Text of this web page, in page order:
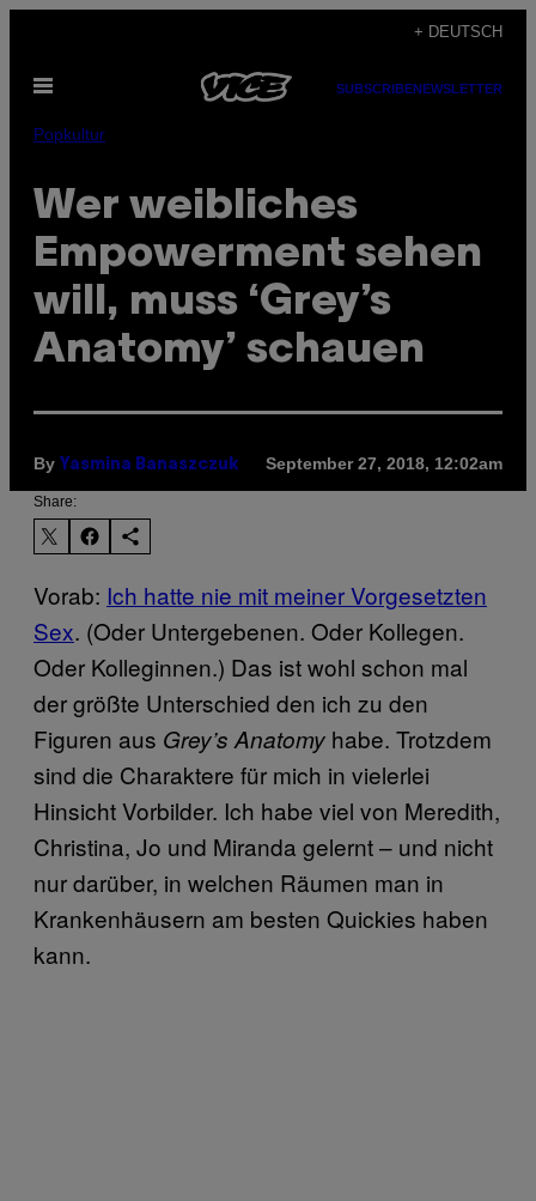
content
+ DEUTSCH
Open
SUBSCRIBENEWSLETTER
Popkultur
Wer weibliches
Empowerment sehen
will, muss ‘Grey’s
Anatomy’ schauen
By Yasmina Banaszczuk September 27, 2018, 12:02am
Share:
Vorab: Ich hatte nie mit meiner Vorgesetzten
Sex. (Oder Untergebenen. Oder Kollegen.
Oder Kolleginnen.) Das ist wohl schon mal
der größte Unterschied den ich zu den
Figuren aus Grey’s Anatomy habe. Trotzdem
sind die Charaktere für mich in vielerlei
Hinsicht Vorbilder. Ich habe viel von Meredith,
Christina, Jo und Miranda gelernt – und nicht
nur darüber, in welchen Räumen man in
Krankenhäusern am besten Quickies haben
kann.